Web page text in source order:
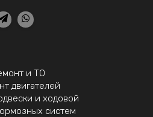
и ТО
двигателей
и ходовой
систем